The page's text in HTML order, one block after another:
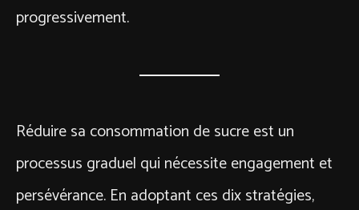
progressivement.
Réduire sa consommation de sucre est un
processus graduel qui nécessite engagement et
persévérance. En adoptant ces dix stratégies,